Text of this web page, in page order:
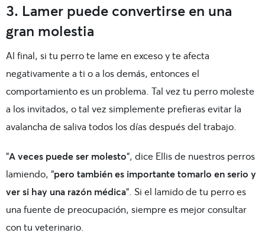
3. Lamer puede convertirse en una
gran molestia
Al final, si tu perro te lame en exceso y te afecta
negativamente a ti o a los demás, entonces el
comportamiento es un problema. Tal vez tu perro moleste
a los invitados, o tal vez simplemente prefieras evitar la
avalancha de saliva todos los días después del trabajo.
“A veces puede ser molesto“, dice Ellis de nuestros perros
lamiendo, “pero también es importante tomarlo en serio y
ver si hay una razón médica“. Si el lamido de tu perro es
una fuente de preocupación, siempre es mejor consultar
con tu veterinario.